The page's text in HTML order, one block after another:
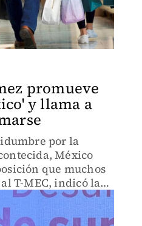
promueve
y llama a
por la
México
que muchos
T-MEC, indicó la